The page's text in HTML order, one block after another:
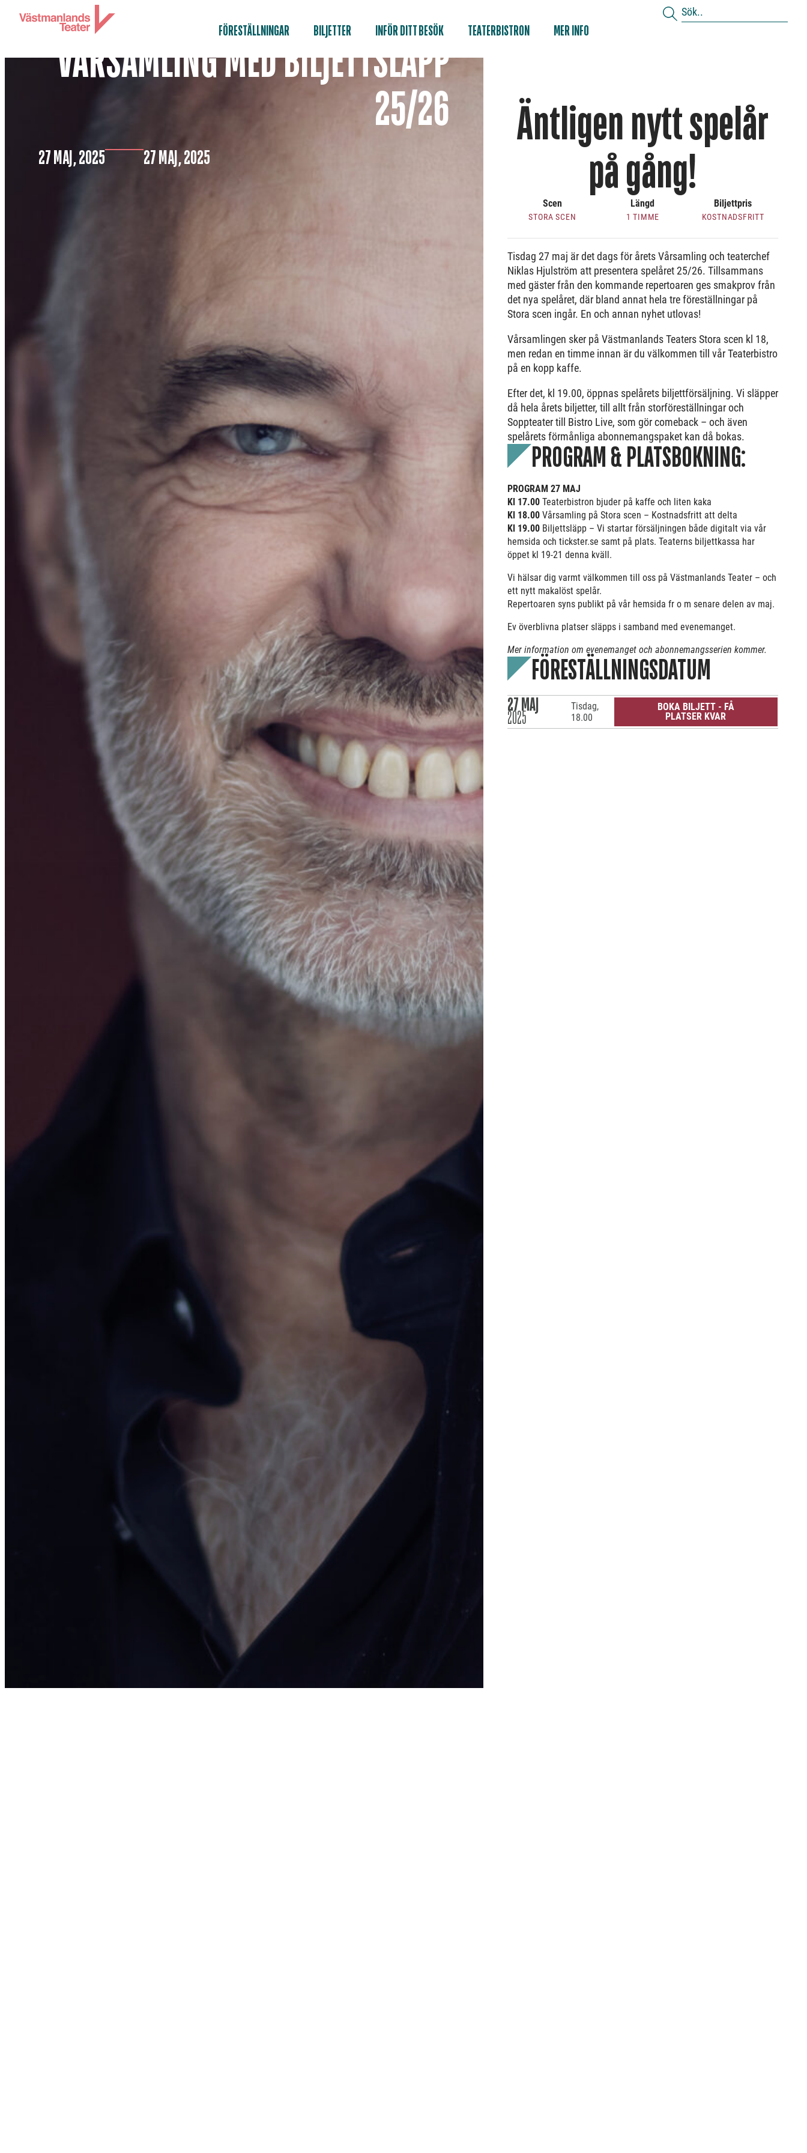
FÖRESTÄLLNINGAR BILJETTER INFÖR DITT BESÖK TEATERBISTRON MER INFO
VÅRSAMLING MED BILJETTSLÄPP
25/26
27 MAJ, 2025 27 MAJ, 2025
Äntligen nytt spelår
på gång!
Scen
STORA SCEN
Längd
1 TIMME
Biljettpris
KOSTNADSFRITT
Tisdag 27 maj är det dags för årets Vårsamling och teaterchef
Niklas Hjulström att presentera spelåret 25/26. Tillsammans
med gäster från den kommande repertoaren ges smakprov från
det nya spelåret, där bland annat hela tre föreställningar på
Stora scen ingår. En och annan nyhet utlovas!
Vårsamlingen sker på Västmanlands Teaters Stora scen kl 18,
men redan en timme innan är du välkommen till vår Teaterbistro
på en kopp kaffe.
Efter det, kl 19.00, öppnas spelårets biljettförsäljning. Vi släpper
då hela årets biljetter, till allt från storföreställningar och
Soppteater till Bistro Live, som gör comeback – och även
spelårets förmånliga abonnemangspaket kan då bokas.
PROGRAM & PLATSBOKNING:
PROGRAM 27 MAJ
Kl 17.00Teaterbistron bjuder på kaffe och liten kaka
Kl 18.00Vårsamling på Stora scen – Kostnadsfritt att delta
Kl 19.00Biljettsläpp – Vi startar försäljningen både digitalt via vår
hemsida och tickster.se samt på plats. Teaterns biljettkassa har
öppet kl 19-21 denna kväll.
Vi hälsar dig varmt välkommen till oss på Västmanlands Teater ­– och
ett nytt makalöst spelår.
Repertoaren syns publikt på vår hemsida fr o m senare delen av maj.
Ev överblivna platser släpps i samband med evenemanget.
Mer information om evenemanget och abonnemangsserien kommer.
FÖRESTÄLLNINGSDATUM
27 MAJ
2025
Tisdag,
18.00
BOKA BILJETT - FÅ
PLATSER KVAR